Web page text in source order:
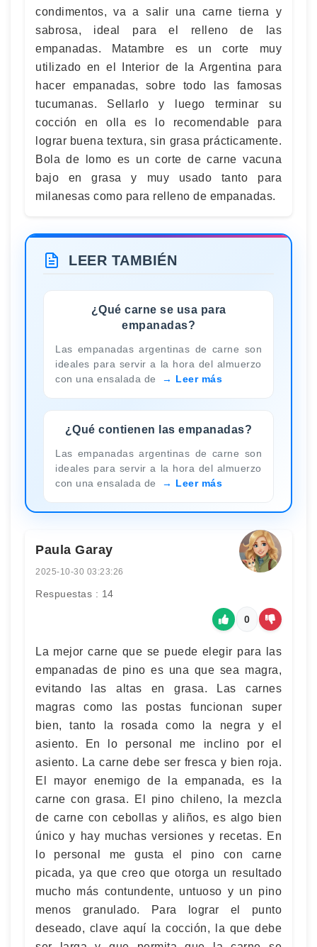
condimentos, va a salir una carne tierna y
sabrosa, ideal para el relleno de las
empanadas. Matambre es un corte muy
utilizado en el Interior de la Argentina para
hacer empanadas, sobre todo las famosas
tucumanas. Sellarlo y luego terminar su
cocción en olla es lo recomendable para
lograr buena textura, sin grasa prácticamente.
Bola de lomo es un corte de carne vacuna
bajo en grasa y muy usado tanto para
milanesas como para relleno de empanadas.
LEER TAMBIÉN
¿Qué carne se usa para
empanadas?
Las empanadas argentinas de carne son
ideales para servir a la hora del almuerzo
con una ensalada de
Leer más
¿Qué contienen las empanadas?
Las empanadas argentinas de carne son
ideales para servir a la hora del almuerzo
con una ensalada de
Leer más
Paula Garay
2025-10-30 03:23:26
Respuestas : 14
0
La mejor carne que se puede elegir para las
empanadas de pino es una que sea magra,
evitando las altas en grasa. Las carnes
magras como las postas funcionan super
bien, tanto la rosada como la negra y el
asiento. En lo personal me inclino por el
asiento. La carne debe ser fresca y bien roja.
El mayor enemigo de la empanada, es la
carne con grasa. El pino chileno, la mezcla
de carne con cebollas y aliños, es algo bien
único y hay muchas versiones y recetas. En
lo personal me gusta el pino con carne
picada, ya que creo que otorga un resultado
mucho más contundente, untuoso y un pino
menos granulado. Para lograr el punto
deseado, clave aquí la cocción, la que debe